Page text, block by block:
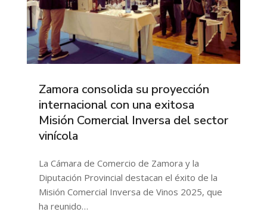
Zamora consolida su proyección
internacional con una exitosa
Misión Comercial Inversa del sector
vinícola
La Cámara de Comercio de Zamora y la
Diputación Provincial destacan el éxito de la
Misión Comercial Inversa de Vinos 2025, que
ha reunido…